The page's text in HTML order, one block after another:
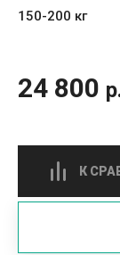
150-200 кг
24 800
К